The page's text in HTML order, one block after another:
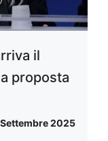
il
proposta
2025